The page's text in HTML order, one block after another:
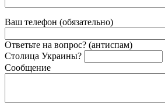
Ваш телефон (обязательно)
Ответьте на вопрос? (антиспам)
Столица Украины?
Сообщение